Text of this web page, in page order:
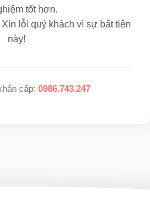
tốt hơn.
lỗi quý khách vì sự bất tiện
này!
cấp: 0986.743.247